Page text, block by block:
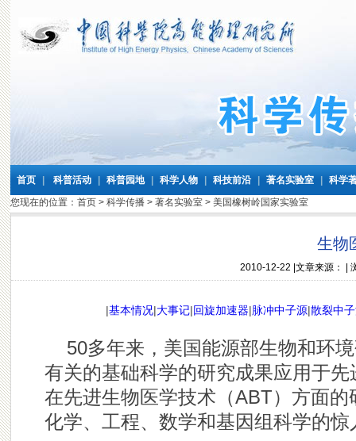
首页 科普活动 科普园地 科学人物 科技前沿 著名实验室
科学
您现在的位置： 首页> 科学传播> 著名实验室> 美国橡树岭国家实验室
生物
2010-12-22 |文章来源： |
|基本情况|大事记|回旋加速器|脉冲中子源|散裂中
50多年来，美国能源部生物和环
有关的基础科学的研究成果应用于
在先进生物医学技术（ABT）方面
化学、工程、数学和基因组科学的